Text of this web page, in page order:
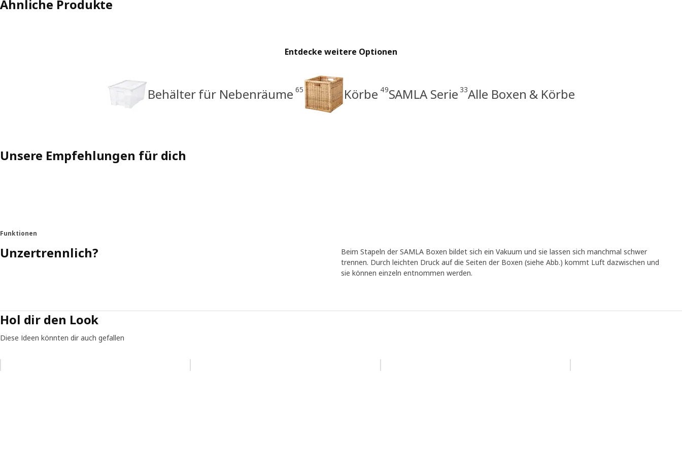
Ähnliche Produkte
Entdecke weitere Optionen
Behälter für Nebenräume 65 Körbe 49SAMLA Serie 33Alle Boxen & Körbe
Unsere Empfehlungen für dich
Funktionen
Unzertrennlich?
Beim Stapeln der SAMLA Boxen bildet sich ein Vakuum und sie lassen sich manchmal schwer
trennen. Durch leichten Druck auf die Seiten der Boxen (siehe Abb.) kommt Luft dazwischen und
sie können einzeln entnommen werden.
Hol dir den Look
Diese Ideen könnten dir auch gefallen